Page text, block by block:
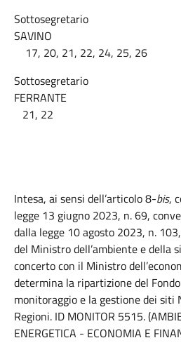
Sottosegretario
17, 20, 21, 22, 24, 25, 26
Sottosegretario
21, 22
Intesa, ai sensi dell’articolo 8-bis,
legge 13 giugno 2023, n. 69,
dalla legge 10 agosto 2023, n.
del Ministro dell’ambiente e della
concerto con il Ministro
determina la ripartizione del
monitoraggio e la gestione dei
Regioni. ID MONITOR 5515.
ENERGETICA - ECONOMIA E